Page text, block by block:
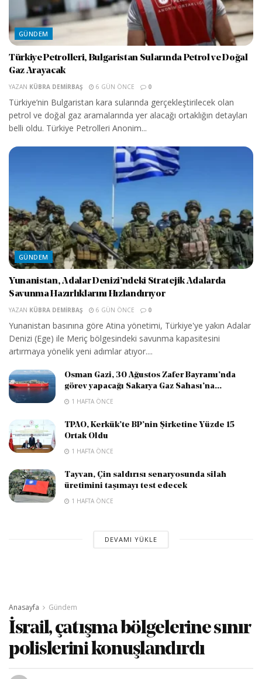
GÜNDEM
Türkiye Petrolleri, Bulgaristan Sularında Petrol ve Doğal
Gaz Arayacak
YAZAN KÜBRA DEMIRBAŞ 6 GÜN ÖNCE 0
Türkiye’nin Bulgaristan kara sularında gerçekleştirilecek olan
petrol ve doğal gaz aramalarında yer alacağı ortaklığın detayları
belli oldu. Türkiye Petrolleri Anonim...
GÜNDEM
Yunanistan, Adalar Denizi’ndeki Stratejik Adalarda
Savunma Hazırlıklarını Hızlandırıyor
YAZAN KÜBRA DEMIRBAŞ 6 GÜN ÖNCE 0
Yunanistan basınına göre Atina yönetimi, Türkiye'ye yakın Adalar
Denizi (Ege) ile Meriç bölgesindeki savunma kapasitesini
artırmaya yönelik yeni adımlar atıyor....
Osman Gazi, 30 Ağustos Zafer Bayramı’nda
görev yapacağı Sakarya Gaz Sahası’na...
1 HAFTA ÖNCE
TPAO, Kerkük’te BP’nin Şirketine Yüzde 15
Ortak Oldu
1 HAFTA ÖNCE
Tayvan, Çin saldırısı senaryosunda silah
üretimini taşımayı test edecek
1 HAFTA ÖNCE
DEVAMI YÜKLE
Anasayfa Gündem
İsrail, çatışma bölgelerine sınır
polislerini konuşlandırdı